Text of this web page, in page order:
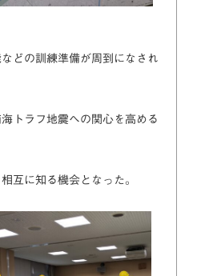
どの訓練準備が周到になされ
ラフ地震への関心を高める
に知る機会となった。